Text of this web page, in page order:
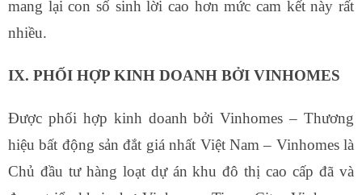
mang lại con số sinh lời cao hơn mức cam kết này rất
nhiều.
IX. PHỐI HỢP KINH DOANH BỞI VINHOMES
Được phối hợp kinh doanh bởi Vinhomes – Thương
hiệu bất động sản đắt giá nhất Việt Nam – Vinhomes là
Chủ đầu tư hàng loạt dự án khu đô thị cao cấp đã và